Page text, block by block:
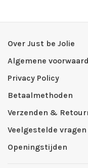
Over Just be Jolie
Algemene
Privacy Policy
Betaalmethoden
Verzenden &
Veelgestelde vragen
Openingstijden